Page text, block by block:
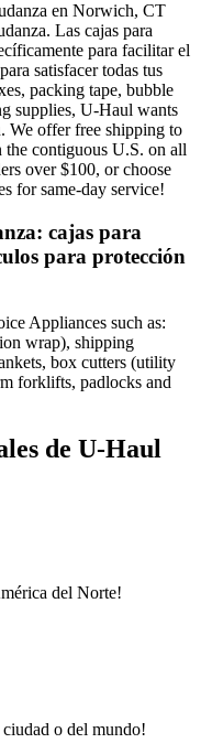
en Norwich, CT
Las cajas para
para facilitar el
satisfacer todas tus
packing tape, bubble
supplies, U-Haul wants
We offer free shipping to
contiguous U.S. on all
over $100, or choose
for same-day service!
cajas para
para protección
Appliances such as:
wrap), shipping
box cutters (utility
forklifts, padlocks and
de U-Haul
del Norte!
o del mundo!